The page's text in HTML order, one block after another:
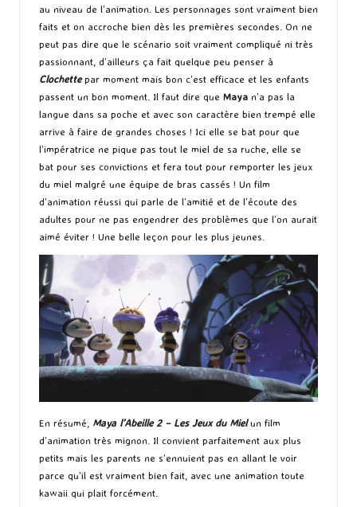
au niveau de l’animation. Les personnages sont vraiment bien
faits et on accroche bien dès les premières secondes. On ne
peut pas dire que le scénario soit vraiment compliqué ni très
passionnant, d’ailleurs ça fait quelque peu penser à
Clochette par moment mais bon c’est efficace et les enfants
passent un bon moment. Il faut dire que Maya n’a pas la
langue dans sa poche et avec son caractère bien trempé elle
arrive à faire de grandes choses ! Ici elle se bat pour que
l’impératrice ne pique pas tout le miel de sa ruche, elle se
bat pour ses convictions et fera tout pour remporter les jeux
du miel malgré une équipe de bras cassés ! Un film
d’animation réussi qui parle de l’amitié et de l’écoute des
adultes pour ne pas engendrer des problèmes que l’on aurait
aimé éviter ! Une belle leçon pour les plus jeunes.
En résumé, Maya l’Abeille 2 – Les Jeux du Mielun film
d’animation très mignon. Il convient parfaitement aux plus
petits mais les parents ne s’ennuient pas en allant le voir
parce qu’il est vraiment bien fait, avec une animation toute
kawaii qui plait forcément.